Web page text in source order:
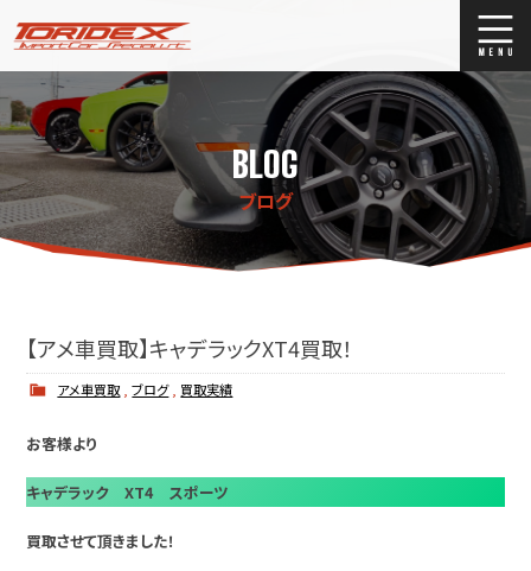
ブログ
Stock list
ストックリスト
買取
BLOG
ブログ
【アメ車買取】キャデラックXT4買取！
アメ車買取 ,ブログ, 買取実績
お客様より
キャデラック XT4 スポーツ
買取させて頂きました！